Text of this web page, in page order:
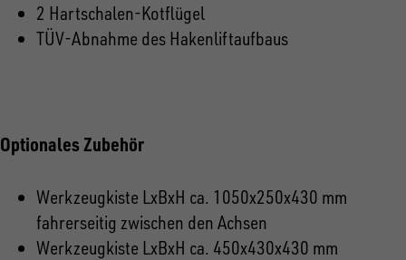
2 Hartschalen-Kotflügel
TÜV-Abnahme des Hakenliftaufbaus
Optionales Zubehör
Werkzeugkiste LxBxH ca. 1050x250x430 mm
fahrerseitig zwischen den Achsen
Werkzeugkiste LxBxH ca. 450x430x430 mm